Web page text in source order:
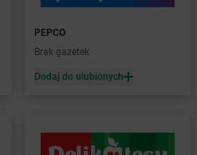
PEPCO
Brak gazetek
Dodaj do ulubionych